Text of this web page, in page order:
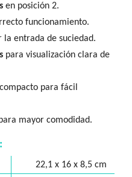
en posición 2.
funcionamiento.
la entrada de suciedad.
para visualización clara de
para fácil
mayor comodidad.
22,1 x 16 x 8,5 cm